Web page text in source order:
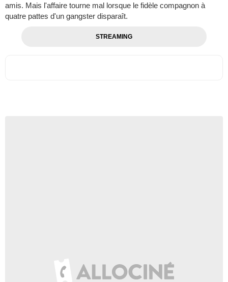
amis. Mais l'affaire tourne mal lorsque le fidèle compagnon à
quatre pattes d'un gangster disparaît.
STREAMING